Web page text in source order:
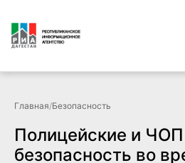
Главная/Безопасность
Полицейские и ЧОП
безопасность во